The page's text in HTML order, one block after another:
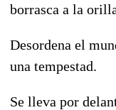
borrasca a la
Desordena el
una tempestad.
Se lleva por